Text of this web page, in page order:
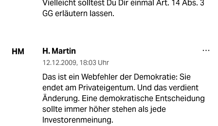
Vielleicht solltest Du Dir einmal Art. 14 Abs. 3
GG erläutern lassen.
HM H. Martin
12.12.2009, 18:03 Uhr
Das ist ein Webfehler der Demokratie: Sie
endet am Privateigentum. Und das verdient
Änderung. Eine demokratische Entscheidung
sollte immer höher stehen als jede
Investorenmeinung.